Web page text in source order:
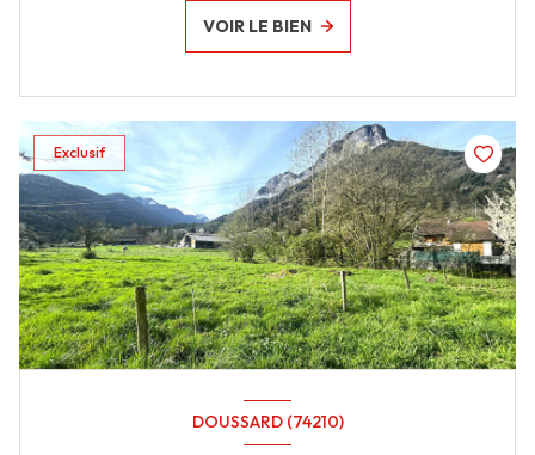
VOIR LE BIEN
Exclusif
DOUSSARD (74210)